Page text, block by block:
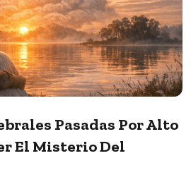
Pasadas Por Alto
El Misterio Del